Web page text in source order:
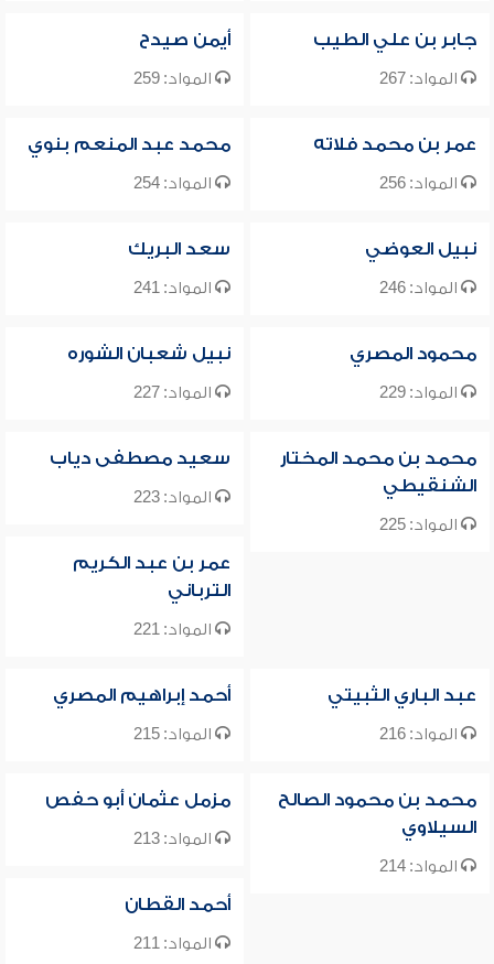
جابر بن علي الطيب
المواد: 267
أيمن صيدح
المواد: 259
عمر بن محمد فلاته
المواد: 256
محمد عبد المنعم بنوي
المواد: 254
نبيل العوضي
المواد: 246
سعد البريك
المواد: 241
محمود المصري
المواد: 229
نبيل شعبان الشوره
المواد: 227
محمد بن محمد المختار
الشنقيطي
المواد: 225
سعيد مصطفى دياب
المواد: 223
عمر بن عبد الكريم
الترباني
المواد: 221
عبد الباري الثبيتي
المواد: 216
أحمد إبراهيم المصري
المواد: 215
محمد بن محمود الصالح
السيلاوي
المواد: 214
مزمل عثمان أبو حفص
المواد: 213
أحمد القطان
المواد: 211